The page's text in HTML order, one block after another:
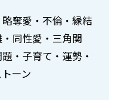
奪愛・不倫・縁結
同性愛・三角関
・子育て・運勢・
ーン